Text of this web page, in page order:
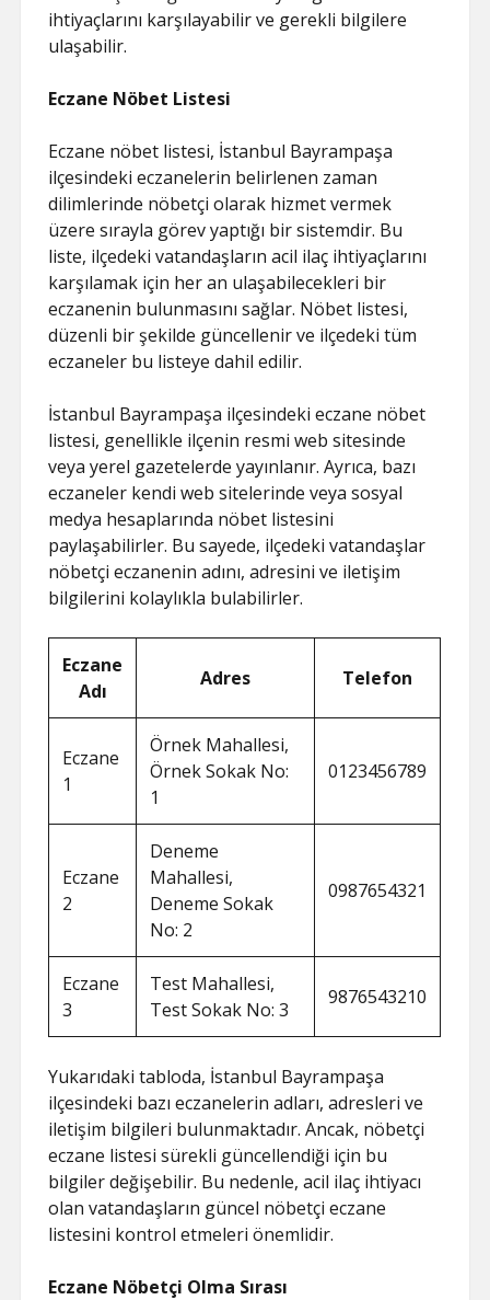
ihtiyaçlarını karşılayabilir ve gerekli bilgilere
ulaşabilir.
Eczane Nöbet Listesi
Eczane nöbet listesi, İstanbul Bayrampaşa
ilçesindeki eczanelerin belirlenen zaman
dilimlerinde nöbetçi olarak hizmet vermek
üzere sırayla görev yaptığı bir sistemdir. Bu
liste, ilçedeki vatandaşların acil ilaç ihtiyaçlarını
karşılamak için her an ulaşabilecekleri bir
eczanenin bulunmasını sağlar. Nöbet listesi,
düzenli bir şekilde güncellenir ve ilçedeki tüm
eczaneler bu listeye dahil edilir.
İstanbul Bayrampaşa ilçesindeki eczane nöbet
listesi, genellikle ilçenin resmi web sitesinde
veya yerel gazetelerde yayınlanır. Ayrıca, bazı
eczaneler kendi web sitelerinde veya sosyal
medya hesaplarında nöbet listesini
paylaşabilirler. Bu sayede, ilçedeki vatandaşlar
nöbetçi eczanenin adını, adresini ve iletişim
bilgilerini kolaylıkla bulabilirler.
Eczane
Adı
Adres Telefon
Eczane
1
Örnek Mahallesi,
Örnek Sokak No:
1
0123456789
Eczane
2
Deneme
Mahallesi,
Deneme Sokak
No: 2
0987654321
Eczane
3
Test Mahallesi,
Test Sokak No: 3
9876543210
Yukarıdaki tabloda, İstanbul Bayrampaşa
ilçesindeki bazı eczanelerin adları, adresleri ve
iletişim bilgileri bulunmaktadır. Ancak, nöbetçi
eczane listesi sürekli güncellendiği için bu
bilgiler değişebilir. Bu nedenle, acil ilaç ihtiyacı
olan vatandaşların güncel nöbetçi eczane
listesini kontrol etmeleri önemlidir.
Eczane Nöbetçi Olma Sırası